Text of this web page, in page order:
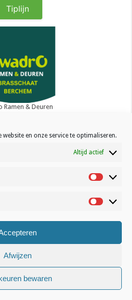
en onze service te optimaliseren.
Altijd actief
Statistisch
Afwijzen
bewaren
Tiplijn
Ramen & Deuren
2026
|Privacy
Nederlands